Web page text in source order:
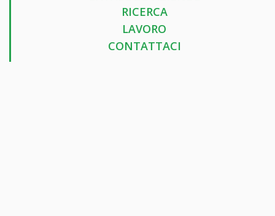
RICERCA
LAVORO
CONTATTACI